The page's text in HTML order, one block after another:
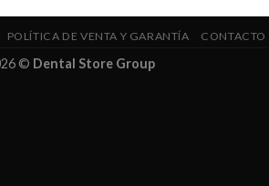
POLÍTICA DE VENTA Y GARANTÍA CONTACTO
© Dental Store Group